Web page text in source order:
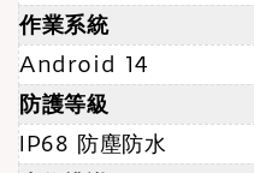
作業系統
Android 14
防護等級
IP68 防塵防水